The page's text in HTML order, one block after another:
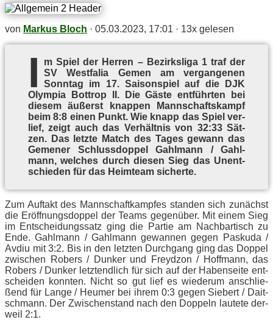
von Markus Bloch · 05.03.2023, 17:01 · 13x gelesen
I
m Spiel der Her­ren – Be­zirks­li­ga 1 traf der
SV West­fa­lia Ge­men am ver­gan­ge­nen
Sonn­tag im 17. Sai­son­spiel auf die DJK
Olym­pia Bot­trop II. Die Gäs­te ent­führ­ten bei
die­sem äu­ßerst knap­pen Mann­schafts­kampf
beim 8:8 ei­nen Punkt. Wie knapp das Spiel ver­
lief, zeigt auch das Ver­hält­nis von 32:33 Sät­
zen. Das letz­te Match des Ta­ges ge­wann das
Ge­me­ner Schluss­dop­pel Gahl­mann / Gahl­
mann, wel­ches durch die­sen Sieg das Un­ent­
schie­den für das Heim­team sicherte.
Zum Auf­takt des Mann­schaft­kamp­fes stan­den sich zu­nächst
die Er­öff­nungs­dop­pel der Teams ge­gen­über. Mit ei­nem Sieg
im Ent­schei­dungs­satz ging die Par­tie am Nach­bar­tisch zu
Ende. Gahl­mann / Gahl­mann ge­wan­nen ge­gen Pas­ku­da /
Av­diu mit 3:2. Bis in den letz­ten Durch­gang ging das Dop­pel
zwi­schen Ro­bers / Dun­ker und Freyd­zon / Hoff­mann, das
Ro­bers / Dun­ker letzt­end­lich für sich auf der Ha­ben­sei­te ent­
schei­den konn­ten. Nicht so gut lief es wie­der­um an­schlie­
ßend für Lan­ge / Heu­mer bei ih­rem 0:3 ge­gen Sie­bert / Dait­
sch­mann. Der Zwi­schen­stand nach den Dop­peln lau­te­te der­
weil 2:1.